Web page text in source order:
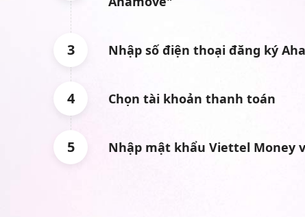
3 Nhập số điện thoại đăng ký
4 Chọn tài khoản thanh toán
5 Nhập mật khẩu Viettel Money